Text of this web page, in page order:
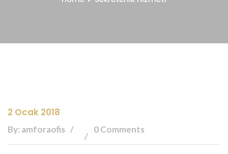
2 Ocak 2018
By: amforaofis 0 Comments